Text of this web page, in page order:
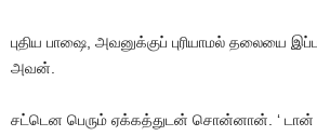
புதிய பாஷை அவனுக்குப் புரியாமல் தலையை
அவன்
சட்டென பெரும் ஏக்கத்துடன் சொன்னான் . ‘ டான்